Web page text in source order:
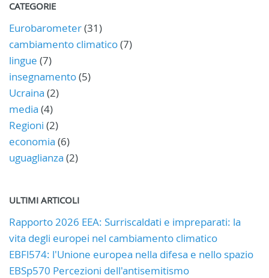
CATEGORIE
Eurobarometer(31)
cambiamento climatico(7)
lingue (7)
insegnamento(5)
Ucraina (2)
media (4)
Regioni (2)
economia (6)
uguaglianza (2)
ULTIMI ARTICOLI
Rapporto 2026 EEA: Surriscaldati e impreparati: la
vita degli europei nel cambiamento climatico
EBFl574: l'Unione europea nella difesa e nello spazio
EBSp570 Percezioni dell'antisemitismo